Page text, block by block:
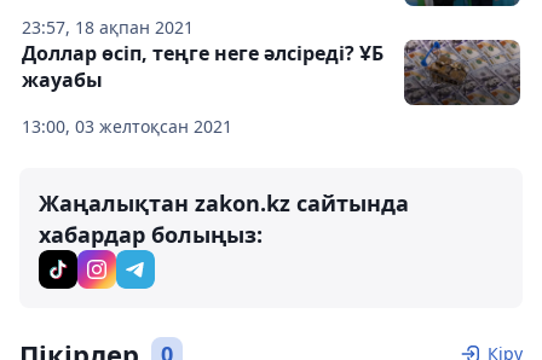
23:57, 18 ақпан 2021
13:00, 03 желтоқсан 2021
Доллар өсіп, теңге неге әлсіреді? ҰБ
жауабы
Жаңалықтан zakon.kz сайтында
хабардар болыңыз:
0 Кіру